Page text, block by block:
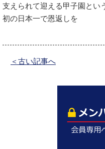
支えられて迎える甲子園とい
初の日本一で恩返しを
＜古い記事へ